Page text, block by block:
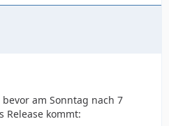
am Sonntag nach 7
Release kommt: